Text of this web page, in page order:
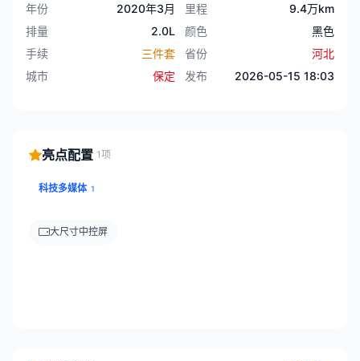
年份 2020年3月 里程
9.4万km
排量
2.0L 颜色
黑色
手续
三件套 省份
河北
城市
保定 发布 2026-05-15 18:03
亮点配置 1项
科技多媒体 1
大尺寸中控屏